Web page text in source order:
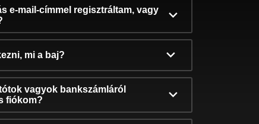
e-mail-címmel regisztráltam, vagy
mi a baj?
vagyok bankszámláról
fiókom?